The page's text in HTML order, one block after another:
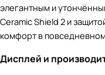
элегантным и
Ceramic Shield 2 и
комфорт в
Дисплей и